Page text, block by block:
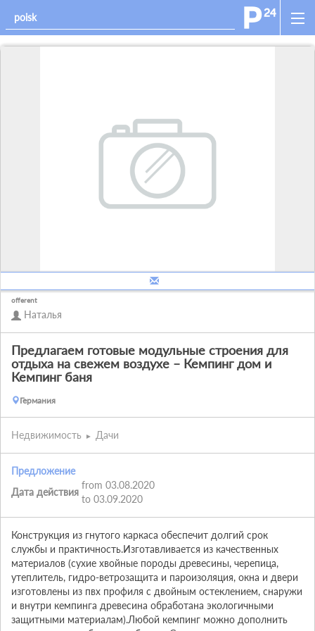
offerent
Наталья
Предлагаем готовые модульные строения для
отдыха на свежем воздухе – Кемпинг дом и
Кемпинг баня
Германия
Недвижимость Дачи
Предложение
Дата действия
from 03.08.2020
to 03.09.2020
Конструкция из гнутого каркаса обеспечит долгий срок
службы и практичность.Изготавливается из качественных
материалов (сухие хвойные породы древесины, черепица,
утеплитель, гидро-ветрозащита и пароизоляция, окна и двери
изготовлены из пвх профиля с двойным остеклением, снаружи
и внутри кемпинга древесина обработана экологичными
защитными материалам).Любой кемпинг можно дополнить